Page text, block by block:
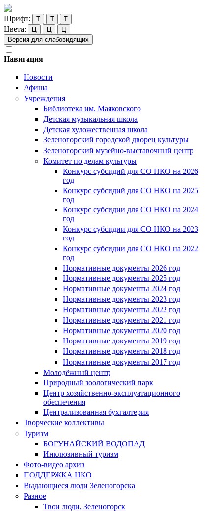
Шрифт: Т Т Т
Цвета: Ц Ц
Ц
Версия для слабовидящих
Навигация
Новости
Афиша
Учреждения
Библиотека им. Маяковского
Детская музыкальная школа
Детская художественная школа
Зеленогорский городской дворец культуры
Зеленогорский музейно-выставочный центр
Комитет по делам культуры
Конкурс субсидий для СО НКО на 2026
год
Конкурс субсидий для СО НКО на 2025
год
Конкурс субсидии для СО НКО на 2024
год
Конкурс субсидии для СО НКО на 2023
год
Конкурс субсидии для СО НКО на 2022
год
Нормативные документы 2026 год
Нормативные документы 2025 год
Нормативные документы 2024 год
Нормативные документы 2023 год
Нормативные документы 2022 год
Нормативные документы 2021 год
Нормативные документы 2020 год
Нормативные документы 2019 год
Нормативные документы 2018 год
Нормативные документы 2017 год
Молодёжный центр
Природный зоологический парк
Центр хозяйственно-эксплуатационного
обеспечения
Централизованная бухгалтерия
Творческие коллективы
Туризм
БОГУНАЙСКИЙ ВОДОПАД
Инклюзивный туризм
Фото-видео архив
ПОДДЕРЖКА НКО
Выдающиеся люди Зеленогорска
Разное
Твои люди, Зеленогорск